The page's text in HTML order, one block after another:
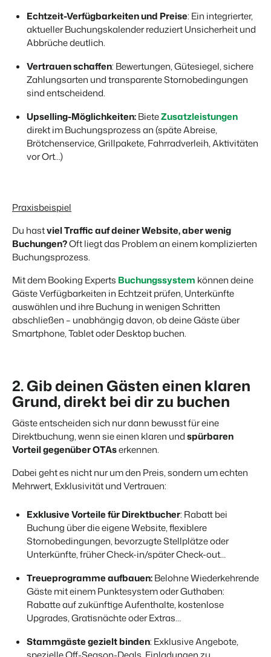
Echtzeit-Verfügbarkeiten und Preise: Ein integrierter,
aktueller Buchungskalender reduziert Unsicherheit und
Abbrüche deutlich.
Vertrauen schaffen: Bewertungen, Gütesiegel, sichere
Zahlungsarten und transparente Stornobedingungen
sind entscheidend.
Upselling-Möglichkeiten:BieteZusatzleistungen
direkt im Buchungsprozess an (späte Abreise,
Brötchenservice, Grillpakete, Fahrradverleih, Aktivitäten
vor Ort…)
Praxisbeispiel
Du hastviel Traffic auf deiner Website, aber wenig
Buchungen?Oft liegt das Problem an einem komplizierten
Buchungsprozess.
Mit dem Booking Experts Buchungssystem können deine
Gäste Verfügbarkeiten in Echtzeit prüfen, Unterkünfte
auswählen und ihre Buchung in wenigen Schritten
abschließen – unabhängig davon, ob deine Gäste über
Smartphone, Tablet oder Desktop buchen.
2. Gib deinen Gästen einen klaren
Grund, direkt bei dir zu buchen
Gäste entscheiden sich nur dann bewusst für eine
Direktbuchung, wenn sie einen klaren undspürbaren
Vorteil gegenüber OTAserkennen.
Dabei geht es nicht nur um den Preis, sondern um echten
Mehrwert, Exklusivität und Vertrauen:
Exklusive Vorteile für Direktbucher: Rabatt bei
Buchung über die eigene Website, flexiblere
Stornobedingungen, bevorzugte Stellplätze oder
Unterkünfte, früher Check-in/später Check-out…
Treueprogramme aufbauen:Belohne Wiederkehrende
Gäste mit einem Punktesystem oder Guthaben:
Rabatte auf zukünftige Aufenthalte, kostenlose
Upgrades, Gratisnächte oder Extras…
Stammgäste gezielt binden: Exklusive Angebote,